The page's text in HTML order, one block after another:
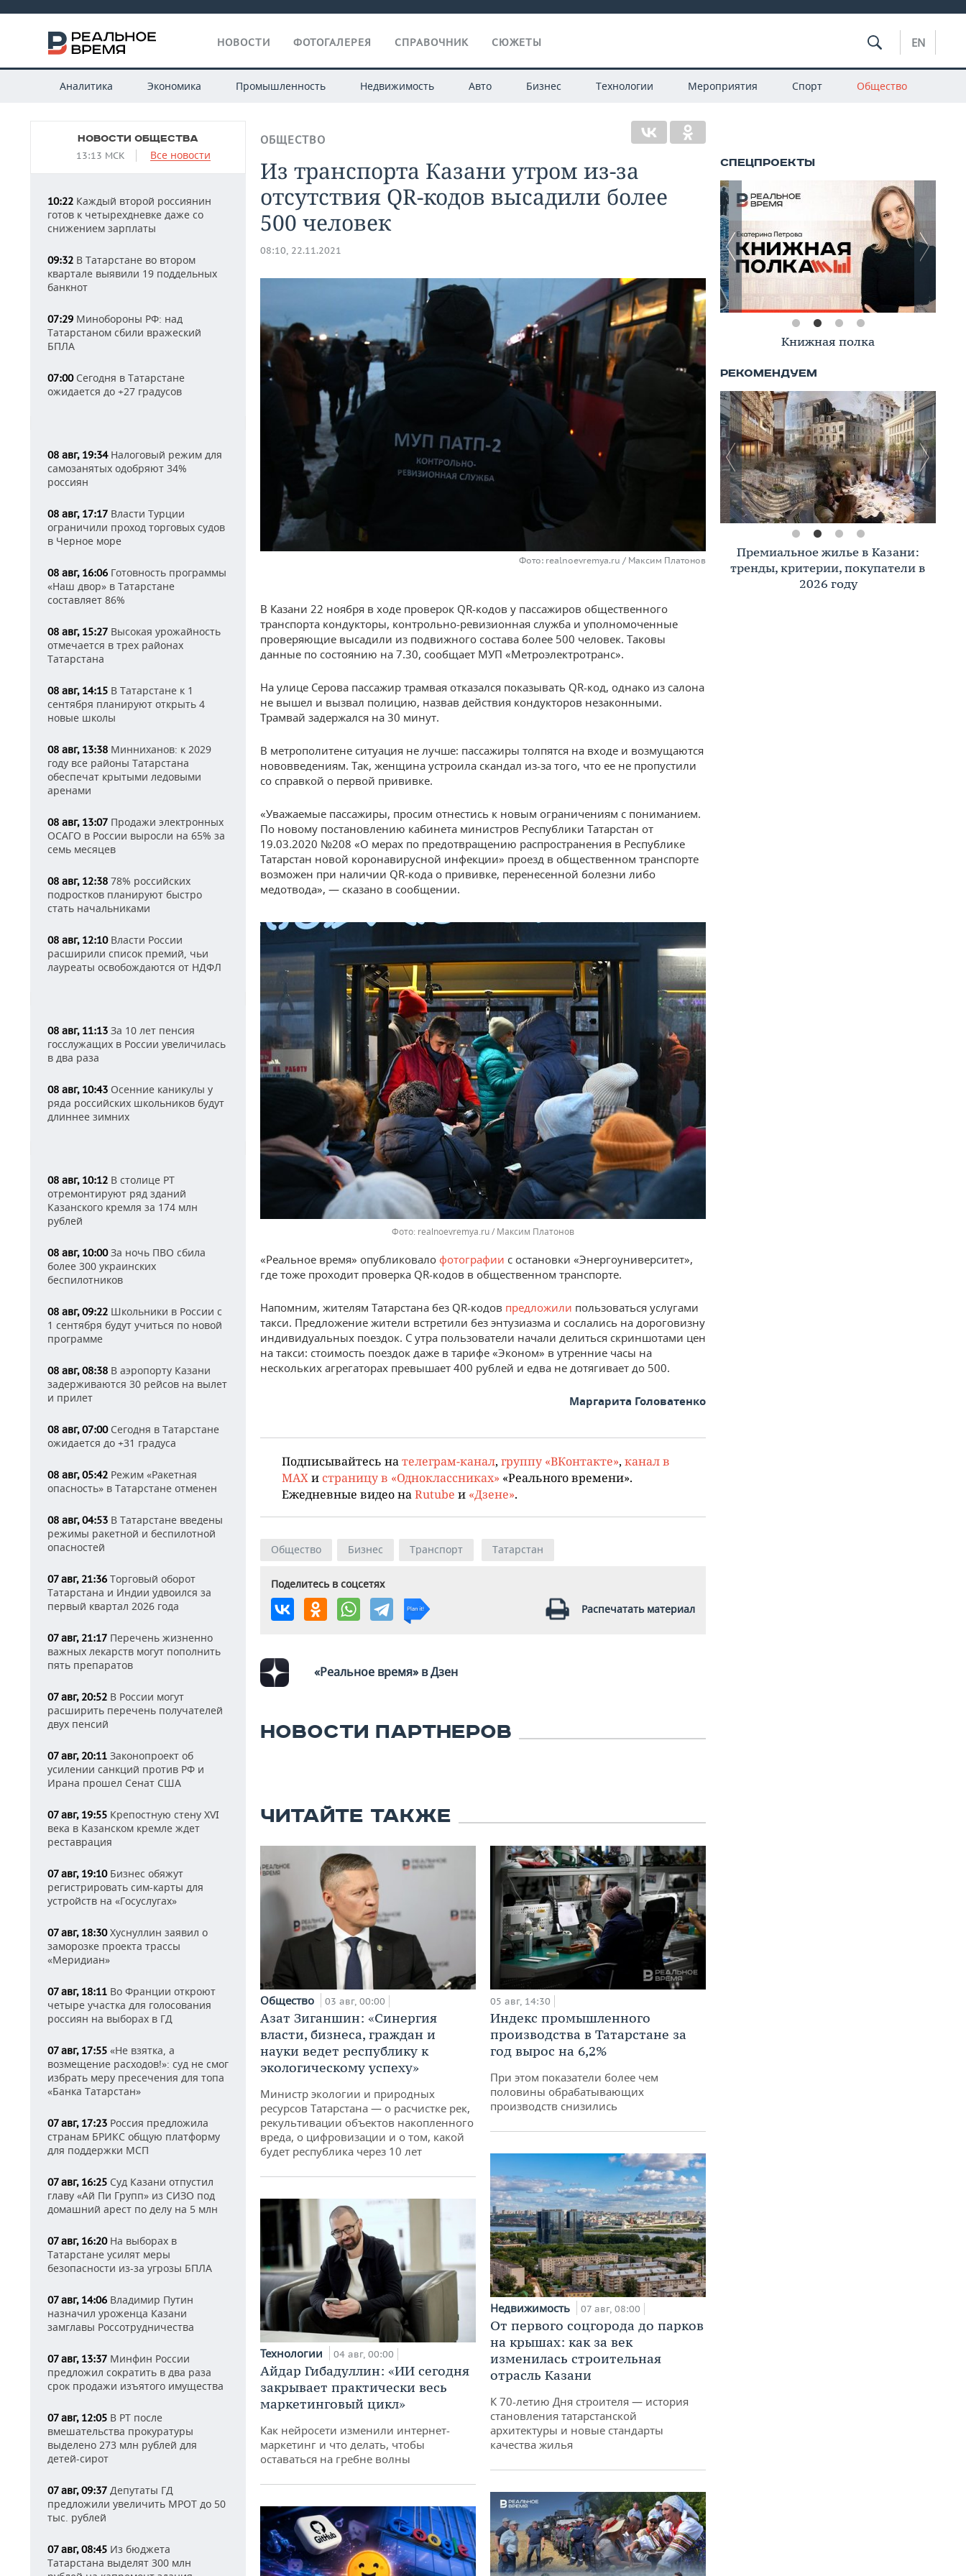
НОВОСТИ ФОТОГАЛЕРЕЯ СПРАВОЧНИК СЮЖЕТЫ EN
Аналитика Экономика Промышленность Недвижимость Авто Бизнес Технологии Мероприятия Спорт Общество
НОВОСТИ ОБЩЕСТВА
13:13 МСК Все новости
10:22 Каждый второй россиянин
готов к четырехдневке даже со
снижением зарплаты
09:32 В Татарстане во втором
квартале выявили 19 поддельных
банкнот
07:29 Минобороны РФ: над
Татарстаном сбили вражеский
БПЛА
07:00Сегодня в Татарстане
ожидается до +27 градусов
08 авг, 19:34Налоговый режим для
самозанятых одобряют 34%
россиян
08 авг, 17:17 Власти Турции
ограничили проход торговых судов
в Черное море
08 авг, 16:06 Готовность программы
«Наш двор» в Татарстане
составляет 86%
08 авг, 15:27 Высокая урожайность
отмечается в трех районах
Татарстана
08 авг, 14:15 В Татарстане к 1
сентября планируют открыть 4
новые школы
08 авг, 13:38 Минниханов: к 2029
году все районы Татарстана
обеспечат крытыми ледовыми
аренами
08 авг, 13:07 Продажи электронных
ОСАГО в России выросли на 65% за
семь месяцев
08 авг, 12:38 78% российских
подростков планируют быстро
стать начальниками
08 авг, 12:10Власти России
расширили список премий, чьи
лауреаты освобождаются от НДФЛ
08 авг, 11:13 За 10 лет пенсия
госслужащих в России увеличилась
в два раза
08 авг, 10:43 Осенние каникулы у
ряда российских школьников будут
длиннее зимних
08 авг, 10:12 В столице РТ
отремонтируют ряд зданий
Казанского кремля за 174 млн
рублей
08 авг, 10:00За ночь ПВО сбила
более 300 украинских
беспилотников
08 авг, 09:22 Школьники в России с
1 сентября будут учиться по новой
программе
08 авг, 08:38 В аэропорту Казани
задерживаются 30 рейсов на вылет
и прилет
08 авг, 07:00Сегодня в Татарстане
ожидается до +31 градуса
08 авг, 05:42 Режим «Ракетная
опасность» в Татарстане отменен
08 авг, 04:53 В Татарстане введены
режимы ракетной и беспилотной
опасностей
07 авг, 21:36 Торговый оборот
Татарстана и Индии удвоился за
первый квартал 2026 года
07 авг, 21:17 Перечень жизненно
важных лекарств могут пополнить
пять препаратов
07 авг, 20:52 В России могут
расширить перечень получателей
двух пенсий
07 авг, 20:11 Законопроект об
усилении санкций против РФ и
Ирана прошел Сенат США
07 авг, 19:55 Крепостную стену XVI
века в Казанском кремле ждет
реставрация
07 авг, 19:10Бизнес обяжут
регистрировать сим-карты для
устройств на «Госуслугах»
07 авг, 18:30Хуснуллин заявил о
заморозке проекта трассы
«Меридиан»
07 авг, 18:11 Во Франции откроют
четыре участка для голосования
россиян на выборах в ГД
07 авг, 17:55 «Не взятка, а
возмещение расходов!»: суд не смог
избрать меру пресечения для топа
«Банка Татарстан»
07 авг, 17:23 Россия предложила
странам БРИКС общую платформу
для поддержки МСП
07 авг, 16:25 Суд Казани отпустил
главу «Ай Пи Групп» из СИЗО под
домашний арест по делу на 5 млн
07 авг, 16:20На выборах в
Татарстане усилят меры
безопасности из-за угрозы БПЛА
07 авг, 14:06 Владимир Путин
назначил уроженца Казани
замглавы Россотрудничества
07 авг, 13:37 Минфин России
предложил сократить в два раза
срок продажи изъятого имущества
07 авг, 12:05 В РТ после
вмешательства прокуратуры
выделено 273 млн рублей для
детей-сирот
07 авг, 09:37 Депутаты ГД
предложили увеличить МРОТ до 50
тыс. рублей
07 авг, 08:45 Из бюджета
Татарстана выделят 300 млн
ОБЩЕСТВО
Из транспорта Казани утром из-за
отсутствия QR-кодов высадили более
500 человек
08:10, 22.11.2021
Фото: realnoevremya.ru / Максим Платонов
В Казани 22 ноября в ходе проверок QR-кодов у пассажиров общественного
транспорта кондукторы, контрольно-ревизионная служба и уполномоченные
проверяющие высадили из подвижного состава более 500 человек. Таковы
данные по состоянию на 7.30, сообщает МУП «Метроэлектротранс».
На улице Серова пассажир трамвая отказался показывать QR-код, однако из салона
не вышел и вызвал полицию, назвав действия кондукторов незаконными.
Трамвай задержался на 30 минут.
В метрополитене ситуация не лучше: пассажиры толпятся на входе и возмущаются
нововведениям. Так, женщина устроила скандал из-за того, что ее не пропустили
со справкой о первой прививке.
«Уважаемые пассажиры, просим отнестись к новым ограничениям с пониманием.
По новому постановлению кабинета министров Республики Татарстан от
19.03.2020 №208 «О мерах по предотвращению распространения в Республике
Татарстан новой коронавирусной инфекции» проезд в общественном транспорте
возможен при наличии QR-кода о прививке, перенесенной болезни либо
медотвода», — сказано в сообщении.
Фото: realnoevremya.ru / Максим Платонов
«Реальное время» опубликовало фотографии с остановки «Энергоуниверситет»,
где тоже проходит проверка QR-кодов в общественном транспорте.
Напомним, жителям Татарстана без QR-кодов предложили пользоваться услугами
такси. Предложение жители встретили без энтузиазма и сослались на дороговизну
индивидуальных поездок. С утра пользователи начали делиться скриншотами цен
на такси: стоимость поездок даже в тарифе «Эконом» в утренние часы на
нескольких агрегаторах превышает 400 рублей и едва не дотягивает до 500.
Маргарита Головатенко
Подписывайтесь нателеграм-канал, группу «ВКонтакте», канал в
MAXи страницу в «Одноклассниках» «Реального времени».
Ежедневные видео наRutube и «Дзене».
Общество Бизнес Транспорт Татарстан
Поделитесь в соцсетях
Распечатать материал
«Реальное время» в Дзен
НОВОСТИ ПАРТНЕРОВ
ЧИТАЙТЕ ТАКЖЕ
Общество 03 авг, 00:00
Азат Зиганшин: «Синергия
власти, бизнеса, граждан и
науки ведет республику к
экологическому успеху»
Министр экологии и природных
ресурсов Татарстана — о расчистке рек,
рекультивации объектов накопленного
вреда, о цифровизации и о том, какой
будет республика через 10 лет
Технологии 04 авг, 00:00
Айдар Гибадуллин: «ИИ сегодня
закрывает практически весь
маркетинговый цикл»
Как нейросети изменили интернет-
маркетинг и что делать, чтобы
оставаться на гребне волны
05 авг, 14:30
Индекс промышленного
производства в Татарстане за
год вырос на 6,2%
При этом показатели более чем
половины обрабатывающих
производств снизились
Недвижимость 07 авг, 08:00
От первого соцгорода до парков
на крышах: как за век
изменилась строительная
отрасль Казани
К 70-летию Дня строителя — история
становления татарстанской
архитектуры и новые стандарты
качества жилья
Книжная полка
Премиальное жилье в Казани:
тренды, критерии, покупатели в
2026 году